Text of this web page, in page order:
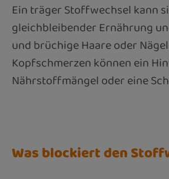
Ein träger Stoffwechsel kann
gleichbleibender Ernährung
und brüchige Haare oder
Kopfschmerzen können ein
Nährstoffmängel oder eine
Was blockiert den